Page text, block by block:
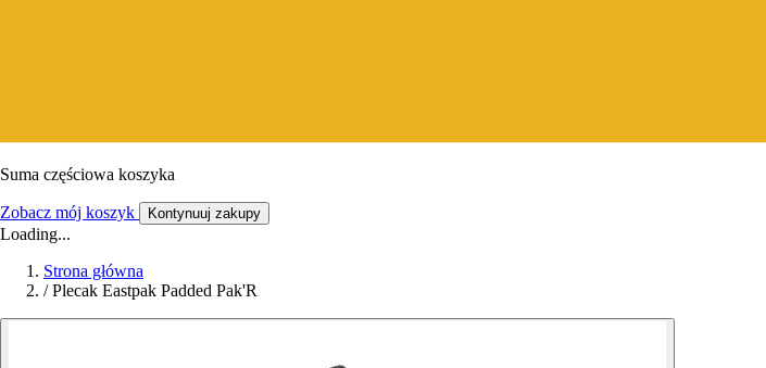
Suma częściowa koszyka
Zobacz mój koszyk Kontynuuj zakupy
Loading...
Strona główna
/ Plecak Eastpak Padded Pak'R